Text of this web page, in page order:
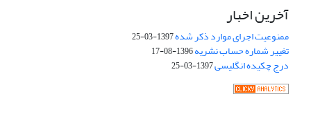
آخرین اخبار
ممنوعیت اجرای موارد ذکر شده1397-03-25
تغییر شماره حساب نشریه1396-08-17
درج چکیده انگلیسی1397-03-25